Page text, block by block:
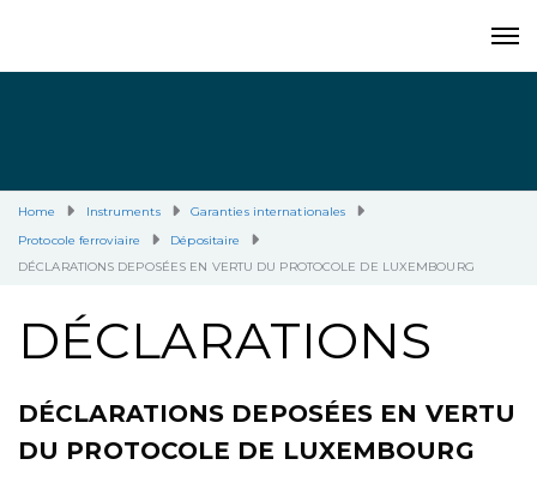
Home Instruments
Garanties internationales
Protocole ferroviaire
Dépositaire
DÉCLARATIONS DEPOSÉES EN VERTU DU PROTOCOLE DE LUXEMBOURG
DÉCLARATIONS
DÉCLARATIONS DEPOSÉES EN VERTU
DU PROTOCOLE DE LUXEMBOURG